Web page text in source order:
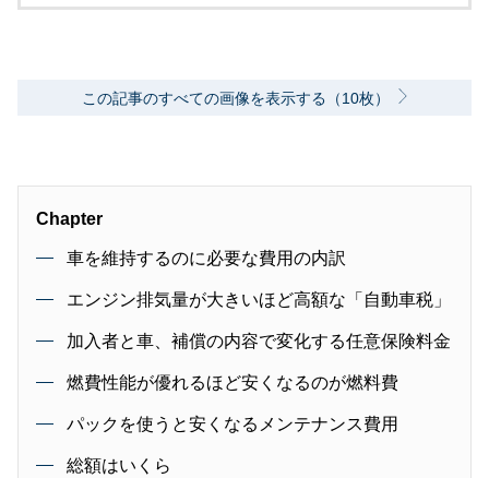
この記事のすべての画像を表示する（10枚）
Chapter
車を維持するのに必要な費用の内訳
エンジン排気量が大きいほど高額な「自動車税」
加入者と車、補償の内容で変化する任意保険料金
燃費性能が優れるほど安くなるのが燃料費
パックを使うと安くなるメンテナンス費用
総額はいくら